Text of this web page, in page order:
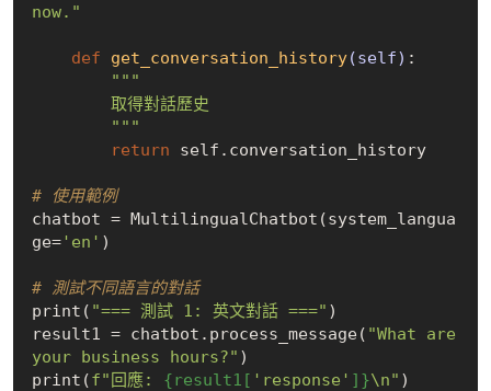
now."
def get_conversation_history(self) :
"""
        """
return self.conversation_history
# 使用範例
chatbot = MultilingualChatbot(system_langua
ge='en' )
# 測試不同語言的對話
print( "=== 測試 1: 英文對話 ===" )
result1 = chatbot.process_message( "What are
your business hours?" )
print(f"回應: {result1[ 'response' ]}\n" )